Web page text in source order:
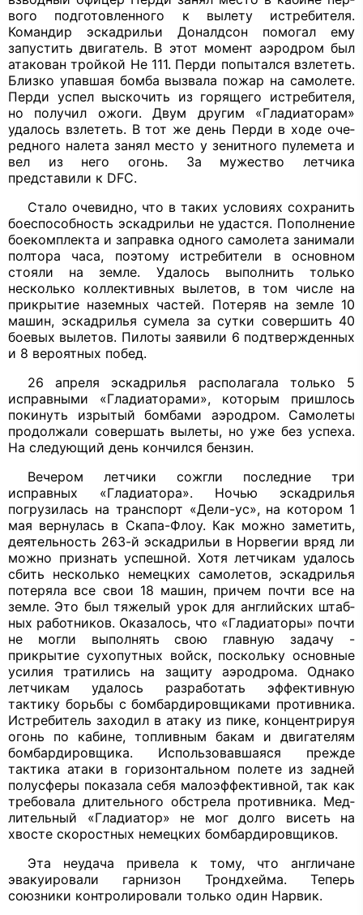
вого подготовленного к вылету истреби­теля.
Командир эскадрильи Доналдсон помогал ему
запустить двигатель. В этот момент аэродром был
атакован тройкой Не 111. Перди попытался взлететь.
Близ­ко упавшая бомба вызвала пожар на са­молете.
Перди успел выскочить из горя­щего истребителя,
но получил ожоги. Двум другим «Гладиаторам»
удалось взлететь. В тот же день Перди в ходе оче­
редного налета занял место у зенитного пулемета и
вел из него огонь. За мужество летчика
представили к DFC.
Стало очевидно, что в таких услови­ях сохранить
боеспособность эскадрильи не удастся. Пополнение
боекомплекта и заправка одного самолета занимали
пол­тора часа, поэтому истребители в основ­ном
стояли на земле. Удалось выполнить только
несколько коллективных вылетов, в том числе на
прикрытие наземных час­тей. Потеряв на земле 10
машин, эскад­рилья сумела за сутки совершить 40
бое­вых вылетов. Пилоты заявили 6 подтвер­жденных
и 8 вероятных побед.
26 апреля эскадрилья располагала только 5
исправными «Гладиаторами», которым пришлось
покинуть изрытый бомбами аэродром. Самолеты
продолжа­ли совершать вылеты, но уже без успеха.
На следующий день кончился бензин.
Вечером летчики сожгли последние три
исправных «Гладиатора». Ночью эскад­рилья
погрузилась на транспорт «Дели-ус», на котором 1
мая вернулась в Скапа-Флоу. Как можно заметить,
деятельность 263-й эскадрильи в Норвегии вряд ли
можно признать успешной. Хотя летчи­кам удалось
сбить несколько немецких самолетов, эскадрилья
потеряла все свои 18 машин, причем почти все на
земле. Это был тяжелый урок для английских штаб­
ных работников. Оказалось, что «Глади­аторы» почти
не могли выполнять свою главную задачу -
прикрытие сухопутных войск, поскольку основные
усилия тра­тились на защиту аэродрома. Однако
лет­чикам удалось разработать эффективную
тактику борьбы с бомбардировщиками противника.
Истребитель заходил в атаку из пике, концентрируя
огонь по каби­не, топливным бакам и двигателям
бом­бардировщика. Использовавшаяся преж­де
тактика атаки в горизонтальном по­лете из задней
полусферы показала себя малоэффективной, так как
требовала длительного обстрела противника. Мед­
лительный «Гладиатор» не мог долго висеть на
хвосте скоростных немецких бомбардировщиков.
Эта неудача привела к тому, что анг­личане
эвакуировали гарнизон Трондхейма. Теперь
союзники контролирова­ли только один Нарвик.